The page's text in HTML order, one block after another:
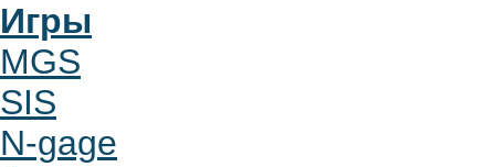
Игры
MGS
SIS
N-gage